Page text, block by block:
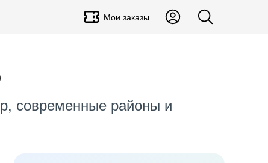
Мои заказы
современные районы и